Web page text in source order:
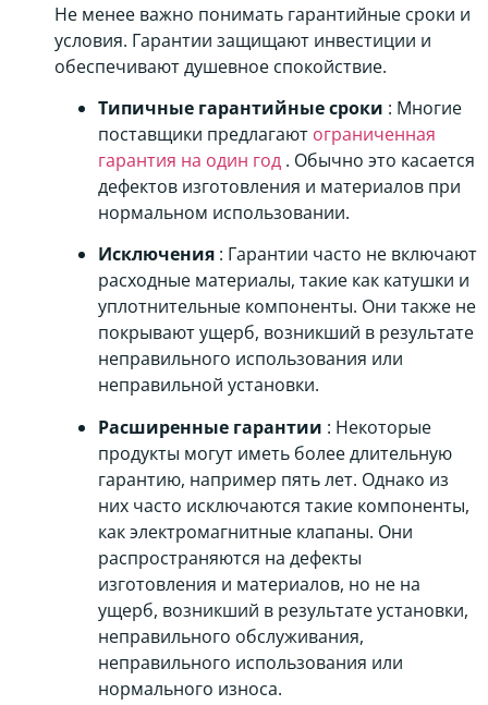
Не менее важно понимать гарантийные сроки и
условия. Гарантии защищают инвестиции и
обеспечивают душевное спокойствие.
Типичные гарантийные сроки : Многие
поставщики предлагают ограниченная
гарантия на один год . Обычно это касается
дефектов изготовления и материалов при
нормальном использовании.
Исключения : Гарантии часто не включают
расходные материалы, такие как катушки и
уплотнительные компоненты. Они также не
покрывают ущерб, возникший в результате
неправильного использования или
неправильной установки.
Расширенные гарантии : Некоторые
продукты могут иметь более длительную
гарантию, например пять лет. Однако из
них часто исключаются такие компоненты,
как электромагнитные клапаны. Они
распространяются на дефекты
изготовления и материалов, но не на
ущерб, возникший в результате установки,
неправильного обслуживания,
неправильного использования или
нормального износа.